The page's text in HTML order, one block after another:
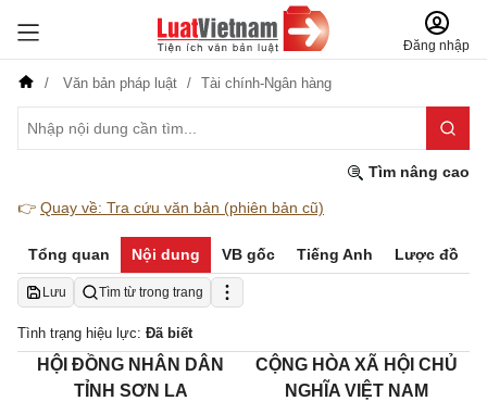
Đăng nhập
Văn bản pháp luật Tài chính-Ngân hàng
Tìm nâng cao
👉 Quay về: Tra cứu văn bản (phiên bản cũ)
Tổng quan Nội dung VB gốc Tiếng Anh Lược đồ
Lưu Tìm từ trong trang
Tình trạng hiệu lực: Đã biết
HỘI ĐỒNG NHÂN DÂN
TỈNH SƠN LA
CỘNG HÒA XÃ HỘI CHỦ
NGHĨA VIỆT NAM